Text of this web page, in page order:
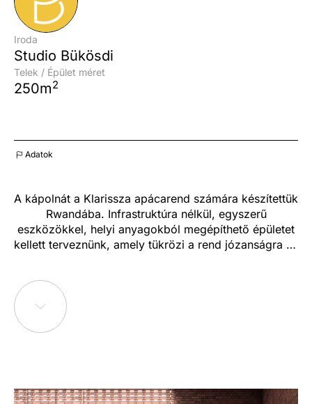
Iroda
Studio Bükösdi
Telek / Épület méret
250m2
Adatok
A kápolnát a Klarissza apácarend számára készítettük
Rwandába. Infrastruktúra nélkül, egyszerű
eszközökkel, helyi anyagokból megépíthető épületet
kellett terveznünk, amely tükrözi a rend józanságra és